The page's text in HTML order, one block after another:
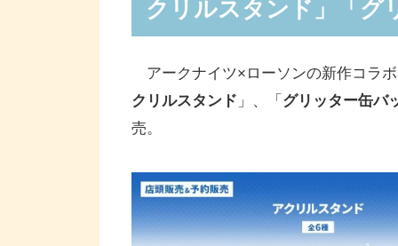
クリルスタンド」「グ
アークナイツ×ローソンの新作コラ
クリルスタンド 」、「 グリッター缶バ
売。